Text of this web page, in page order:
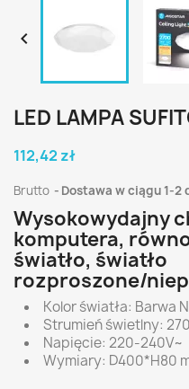

LED LAMPA
112,42 zł
Brutto Dostawa w ciągu 1-2
Wysokowydajny
komputera,
światło, światło
rozproszone/
Kolor światła: Barwa
Strumień świetlny:
Napięcie: 220-240V~
Wymiary: D400*H80